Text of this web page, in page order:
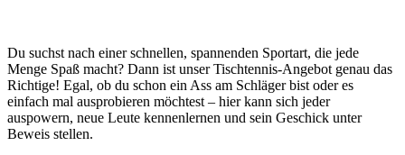
Du suchst nach einer schnellen, spannenden Sportart, die jede
Menge Spaß macht? Dann ist unser Tischtennis-Angebot genau das
Richtige! Egal, ob du schon ein Ass am Schläger bist oder es
einfach mal ausprobieren möchtest – hier kann sich jeder
auspowern, neue Leute kennenlernen und sein Geschick unter
Beweis stellen.